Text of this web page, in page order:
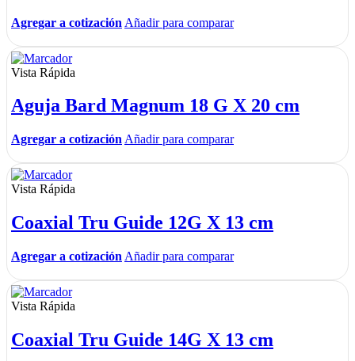
Agregar a cotización Añadir para comparar
Vista Rápida
Aguja Bard Magnum 18 G X 20 cm
Agregar a cotización Añadir para comparar
Vista Rápida
Coaxial Tru Guide 12G X 13 cm
Agregar a cotización Añadir para comparar
Vista Rápida
Coaxial Tru Guide 14G X 13 cm